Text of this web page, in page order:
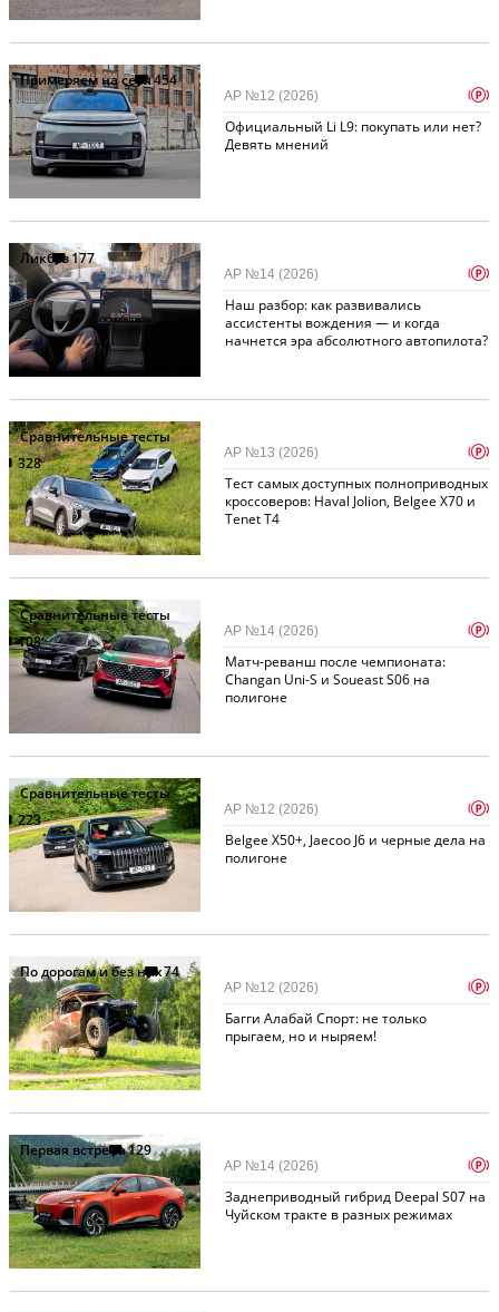
Примеряем на себя454
Официальный Li L9: покупать или нет?
Девять мнений
АР №12 (2026) p
Ликбез177
Наш разбор: как развивались
ассистенты вождения — и когда
начнется эра абсолютного автопилота?
АР №14 (2026) p
Сравнительные тесты
328
Тест самых доступных полноприводных
кроссоверов: Haval Jolion, Belgee X70 и
Tenet T4
АР №13 (2026) p
Сравнительные тесты
108
Матч-реванш после чемпионата:
Changan Uni-S и Soueast S06 на
полигоне
АР №14 (2026) p
Сравнительные тесты
223
Belgee X50+, Jaecoo J6 и черные дела на
полигоне
АР №12 (2026) p
По дорогам и без них74
Багги Алабай Спорт: не только
прыгаем, но и ныряем!
АР №12 (2026) p
Первая встреча129
Заднеприводный гибрид Deepal S07 на
Чуйском тракте в разных режимах
АР №14 (2026) p